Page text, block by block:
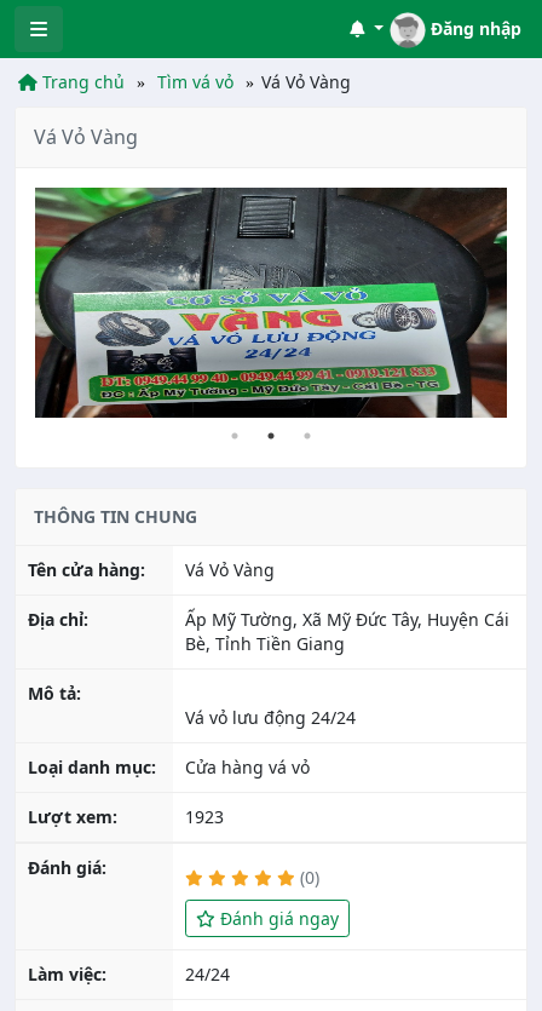
Đăng nhập
Trang chủ Tìm vá vỏ Vá Vỏ Vàng
Vá Vỏ Vàng
THÔNG TIN CHUNG
Tên cửa hàng: Vá Vỏ Vàng
Địa chỉ:
Ấp Mỹ Tường, Xã Mỹ Đức Tây, Huyện Cái
Bè, Tỉnh Tiền Giang
Mô tả:
Loại danh mục: Cửa hàng vá vỏ
Lượt xem: 1923
Đánh giá:
(0)
Đánh giá ngay
Làm việc: 24/24